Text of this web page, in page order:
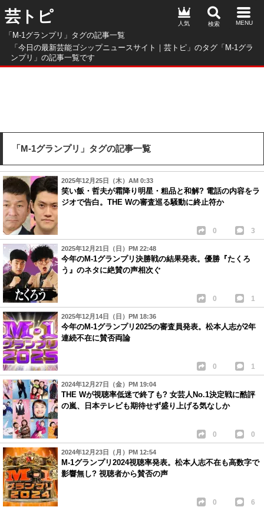
芸トピ
「M-1グランプリ」タグの記事一覧
「今日の最新芸能ゴシップニュースサイト｜芸トピ」のタグ「M-1グラ
ンプリ」の記事一覧です
人気
「M-1グランプリ」タグの記事一覧
2025年12月25日（木）AM 0:33
笑い飯・哲夫が霜降り明星・粗品と和解? 電話の内容をラ
ジオで告白。THE Wの審査巡る騒動に終止符か
0 3
2025年12月21日（日）PM 22:48
今年のM-1グランプリ決勝戦の結果発表。優勝『たくろ
う』のネタに絶賛の声相次ぐ
0 1
2025年12月14日（日）PM 18:36
今年のM-1グランプリ2025の審査員発表。松本人志が2年
連続不在に賛否両論
0 1
2024年12月27日（金）PM 19:04
THE Wが視聴率低迷で終了も? 女芸人No.1決定戦に酷評
の嵐、日本テレビも期待せず盛り上げる気なしか
0 0
2024年12月23日（月）PM 12:54
M-1グランプリ2024視聴率発表。松本人志不在も高数字で
影響無し? 視聴者から賛否の声
0 6